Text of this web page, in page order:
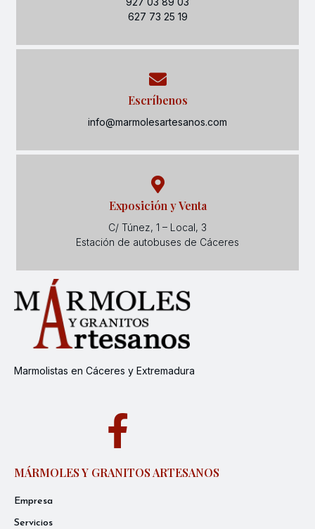
627 73 25 19
Escríbenos
info@marmolesartesanos.com
Exposición y Venta
C/ Túnez, 1 – Local, 3
Estación de autobuses de Cáceres
Marmolistas en Cáceres y Extremadura
MÁRMOLES Y GRANITOS ARTESANOS
Empresa
Servicios